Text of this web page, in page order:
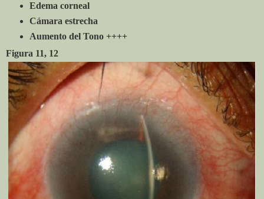
Edema corneal
Cámara estrecha
Aumento del Tono ++++
Figura 11, 12